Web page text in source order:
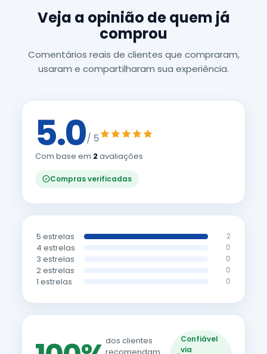
Veja a opinião de quem já
comprou
Comentários reais de clientes que compraram,
usaram e compartilharam sua experiência.
5.0/ 5
Com base em 2avaliações
Compras verificadas
5 estrelas 2
4 estrelas 0
3 estrelas 0
2 estrelas 0
1 estrelas 0
dos clientes
Confiável
via